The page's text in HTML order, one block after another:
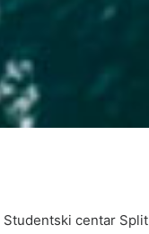
Studentski centar Split